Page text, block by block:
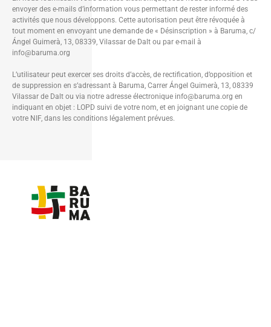
envoyer des e-mails d’information vous permettant de rester informé des
activités que nous développons. Cette autorisation peut être révoquée à
tout moment en envoyant une demande de « Désinscription » à Baruma, c/
Ángel Guimerà, 13, 08339, Vilassar de Dalt ou par e-mail à
info@baruma.org
L’utilisateur peut exercer ses droits d’accès, de rectification, d’opposition et
de suppression en s’adressant à Baruma, Carrer Ángel Guimerà, 13, 08339
Vilassar de Dalt ou via notre adresse électronique info@baruma.org en
indiquant en objet : LOPD suivi de votre nom, et en joignant une copie de
votre NIF, dans les conditions légalement prévues.